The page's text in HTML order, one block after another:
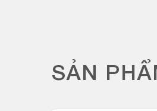
SẢN